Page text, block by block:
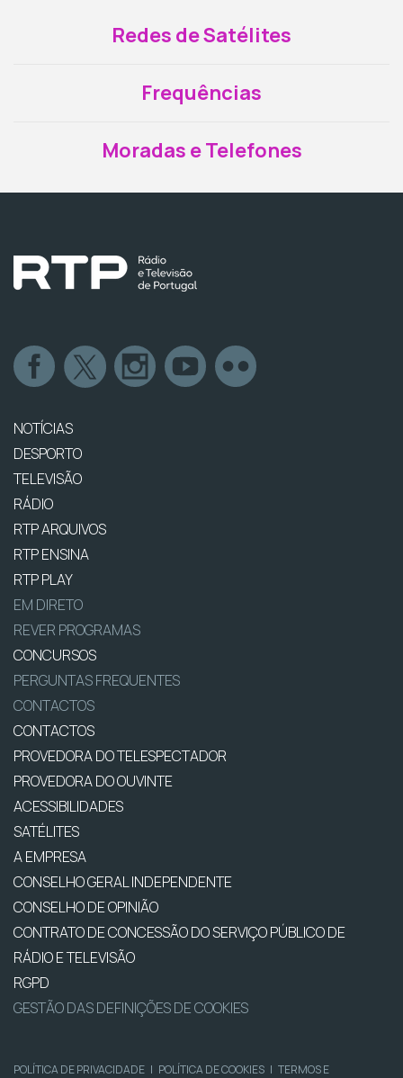
Redes de Satélites
Frequências
Moradas e Telefones
NOTÍCIAS
DESPORTO
TELEVISÃO
RÁDIO
RTP ARQUIVOS
RTP ENSINA
RTP PLAY
EM DIRETO
REVER PROGRAMAS
CONCURSOS
PERGUNTAS FREQUENTES
CONTACTOS
CONTACTOS
PROVEDORA DO TELESPECTADOR
PROVEDORA DO OUVINTE
ACESSIBILIDADES
SATÉLITES
A EMPRESA
CONSELHO GERAL INDEPENDENTE
CONSELHO DE OPINIÃO
CONTRATO DE CONCESSÃO DO SERVIÇO PÚBLICO DE
RÁDIO E TELEVISÃO
RGPD
GESTÃO DAS DEFINIÇÕES DE COOKIES
POLÍTICA DE PRIVACIDADE | POLÍTICA DE COOKIES | TERMOS E